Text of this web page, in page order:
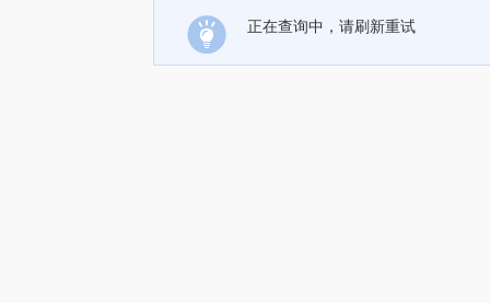
正在查询中，请刷新重试